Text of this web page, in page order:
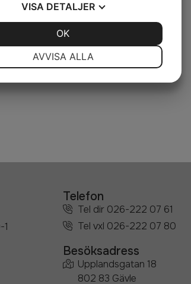
byggt ett
och levererar
lösning.
Telefon
Tel dir 026-222 07 61
Tel vxl 026-222 07 80
Besöksadress
Upplandsgatan 18
802 83 Gävle
VISA DETALJER
AVVISA ALLA
OK